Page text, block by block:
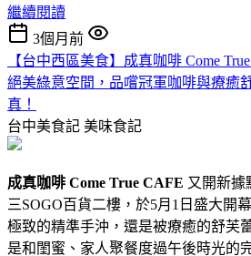
繼續閱讀
3個月前
【台中西區美食】成真咖啡 Come
絕美綠意空間，品嚐冠軍咖啡與療癒
真！
台中美食記 美味食記
成真咖啡 Come True CAFE 又開新據
三SOGO百貨二樓，於5月1日盛大開
極致的精準手沖，還是被療癒的舒芙
是和閨蜜、家人聚餐度過午後時光的